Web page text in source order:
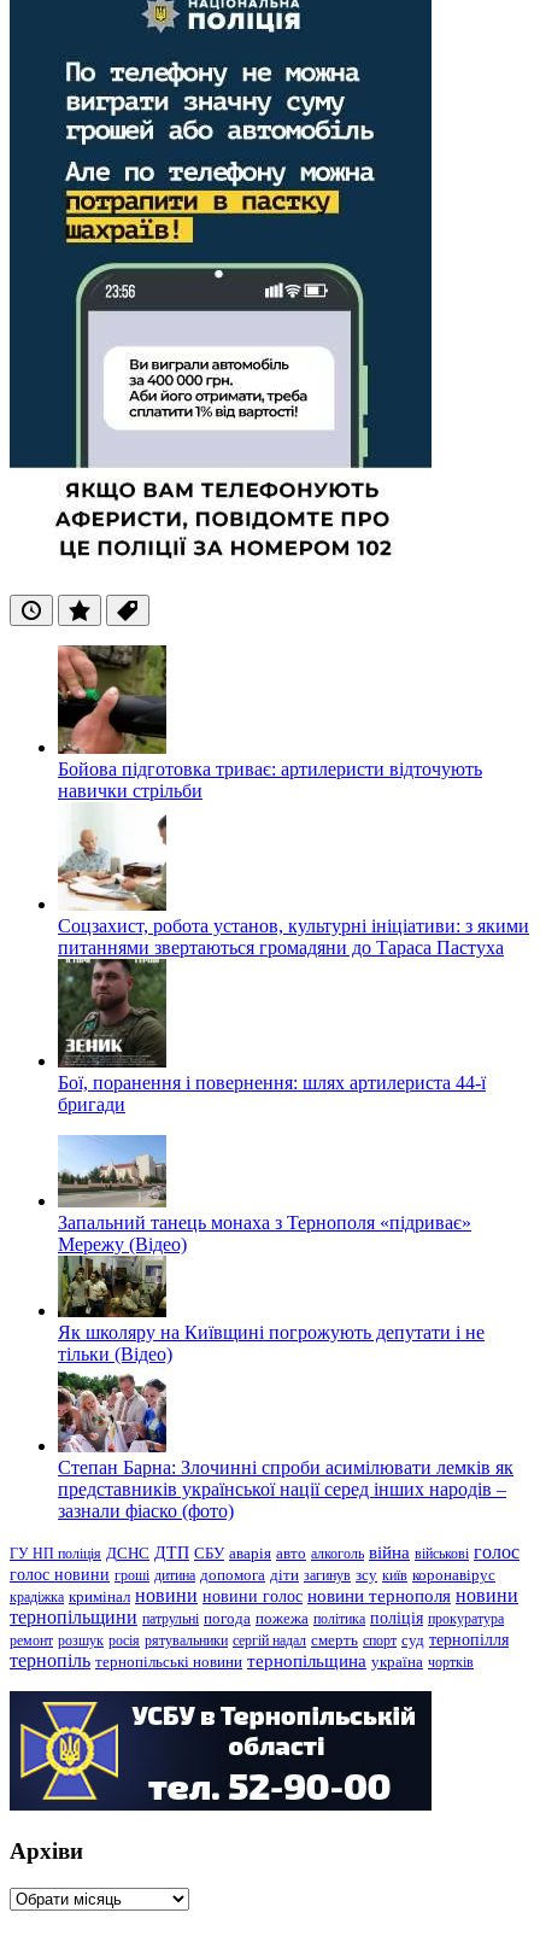
ОстанніПопулярні
Теги
Бойова підготовка триває: артилеристи відточують
навички стрільби
Соцзахист, робота установ, культурні ініціативи: з якими
питаннями звертаються громадяни до Тараса Пастуха
Бої, поранення і повернення: шлях артилериста 44-ї
бригади
Запальний танець монаха з Тернополя «підриває»
Мережу (Відео)
Як школяру на Київщині погрожують депутати і не
тільки (Відео)
Степан Барна: Злочинні спроби асимілювати лемків як
представників української нації серед інших народів –
зазнали фіаско (фото)
ГУ НП поліція ДСНС ДТП СБУ аварія авто алкоголь війна військові голос
голос новини гроші дитина допомога діти загинув зсу київ коронавірус
крадіжка кримінал новини новини голос новини тернополя новини
тернопільщини патрульні погода пожежа політика поліція прокуратура
ремонт розшук росія рятувальники сергій надал смерть спорт суд тернопілля
тернопіль тернопільські новини тернопільщина україна чортків
Архіви
Архіви